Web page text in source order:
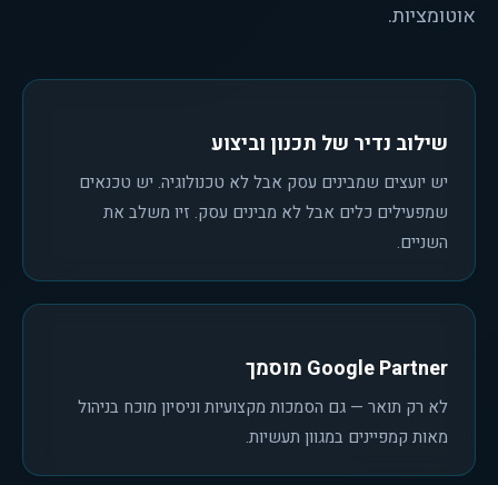
אוטומציות.
שילוב נדיר של תכנון וביצוע
יש יועצים שמבינים עסק אבל לא טכנולוגיה. יש טכנאים
שמפעילים כלים אבל לא מבינים עסק. זיו משלב את
השניים.
Google Partner מוסמך
לא רק תואר — גם הסמכות מקצועיות וניסיון מוכח בניהול
מאות קמפיינים במגוון תעשיות.